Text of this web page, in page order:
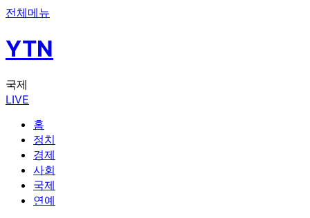
전체메뉴
YTN
국제
LIVE
홈
정치
경제
사회
국제
연예